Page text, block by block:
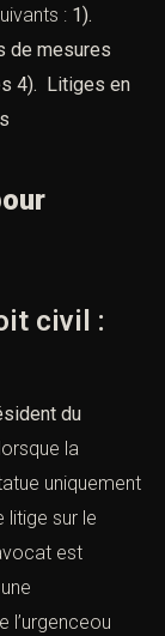
: 1).
de mesures
4). Litiges en
civil :
du
la
uniquement
litige sur le
est
l’urgenceou